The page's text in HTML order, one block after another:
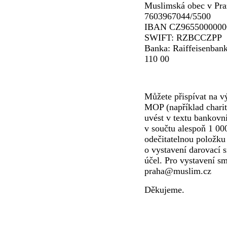
Muslimská obec v
7603967044/5500
IBAN
SWIFT: RZBCCZPP
Banka:
110 00
Můžete přispívat na
MOP (například
uvést v textu
v součtu alespoň 1
odečitatelnou
o vystavení darovací
účel. Pro vystavení
praha@muslim.cz
Děkujeme.